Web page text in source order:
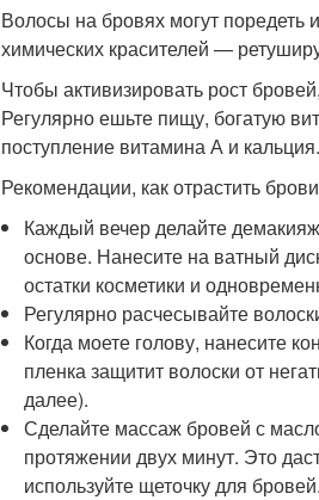
Волосы на бровях могут поредеть
химических красителей —
Чтобы активизировать рост
Регулярно ешьте пищу, богатую
поступление витамина А и
Рекомендации, как отрастить
Каждый вечер делайте
основе. Нанесите на ватный
остатки косметики и
Регулярно расчесывайте
Когда моете голову, нанесите
пленка защитит волоски от
далее).
Сделайте массаж бровей с
протяжении двух минут. Это
используйте щеточку для бровей.